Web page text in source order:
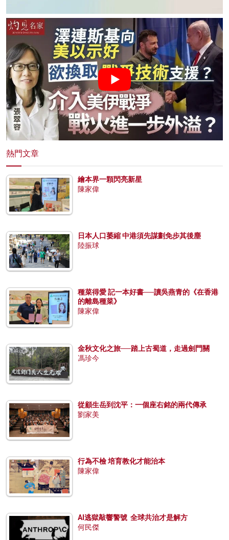
熱門文章
繪本界一顆閃亮新星
陳家偉
日本人口萎縮 中港須先謀劃免步其後塵
陸振球
種菜得愛 記一本好書──讀吳燕青的《在香港
的離島種菜》
陳家偉
金秋文化之旅──踏上古蜀道，走過劍門關
馮珍今
從顧生岳到沈平：一個座右銘的兩代傳承
劉家美
行為不檢 培育教化才能治本
陳家偉
AI逃獄敲響警號 全球共治才是解方
何民傑